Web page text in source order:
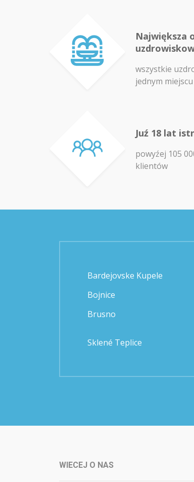
Największa
wszystkie
jednym miejscu
Juź 18 lat
powyźej 105
klientów
Bardejovske Kupele
Bojnice
Brusno
Sklené Teplice
WIECEJ O NAS